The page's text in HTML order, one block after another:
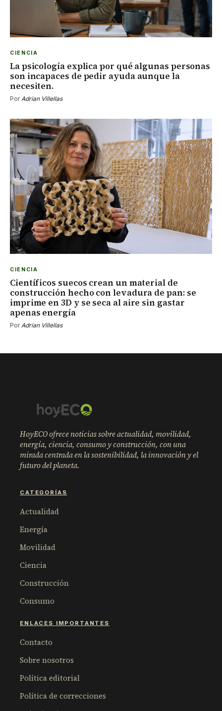
CIENCIA
La psicología explica por qué algunas personas
son incapaces de pedir ayuda aunque la
necesiten.
Por Adrian Villellas
CIENCIA
Científicos suecos crean un material de
construcción hecho con levadura de pan: se
imprime en 3D y se seca al aire sin gastar
apenas energía
Por Adrian Villellas
HoyECO ofrece noticias sobre actualidad, movilidad,
energía, ciencia, consumo y construcción, con una
mirada centrada en la sostenibilidad, la innovación y el
futuro del planeta.
CATEGORÍAS
Actualidad
Energía
Movilidad
Ciencia
Construcción
Consumo
ENLACES IMPORTANTES
Contacto
Sobre nosotros
Política editorial
Política de correcciones